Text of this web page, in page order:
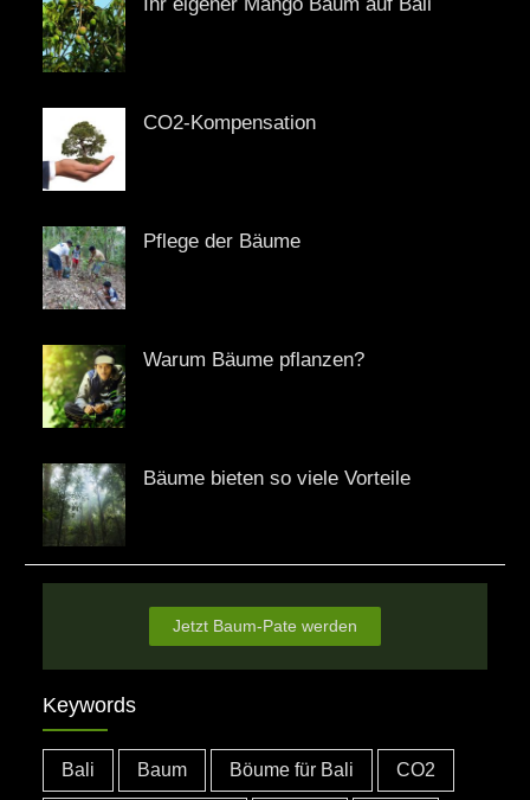
CO2-Kompensation
Pflege der Bäume
Warum Bäume pflanzen?
Bäume bieten so viele Vorteile
Jetzt Baum-Pate werden
Keywords
Bali Baum Böume für Bali CO2